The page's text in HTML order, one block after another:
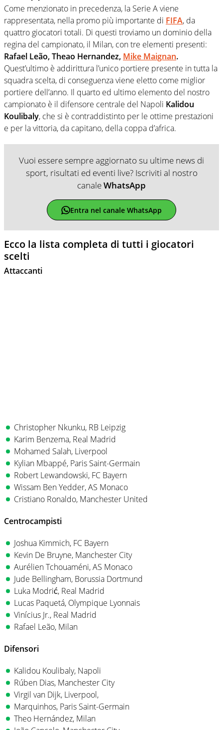
Come menzionato in precedenza, la Serie A viene
rappresentata, nella promo più importante di FIFA, da
quattro giocatori totali. Di questi troviamo un dominio della
regina del campionato, il Milan, con tre elementi presenti:
Rafael Leão, Theao Hernandez, Mike Maignan.
Quest’ultimo è addirittura l’unico portiere presente in tutta la
squadra scelta, di conseguenza viene eletto come miglior
portiere dell’anno. Il quarto ed ultimo elemento del nostro
campionato è il difensore centrale del Napoli Kalidou
Koulibaly, che si è contraddistinto per le ottime prestazioni
e per la vittoria, da capitano, della coppa d’africa.
Vuoi essere sempre aggiornato su ultime news di
sport, risultati ed eventi live? Iscriviti al nostro
canaleWhatsApp
Entra nel canale WhatsApp
Ecco la lista completa di tutti i giocatori
scelti
Attaccanti
Christopher Nkunku, RB Leipzig
Karim Benzema, Real Madrid
Mohamed Salah, Liverpool
Kylian Mbappé, Paris Saint-Germain
Robert Lewandowski, FC Bayern
Wissam Ben Yedder, AS Monaco
Cristiano Ronaldo, Manchester United
Centrocampisti
Joshua Kimmich, FC Bayern
Kevin De Bruyne, Manchester City
Aurélien Tchouaméni, AS Monaco
Jude Bellingham, Borussia Dortmund
Luka Modrić, Real Madrid
Lucas Paquetá, Olympique Lyonnais
Vinícius Jr., Real Madrid
Rafael Leão, Milan
Difensori
Kalidou Koulibaly, Napoli
Rúben Dias, Manchester City
Virgil van Dijk, Liverpool,
Marquinhos, Paris Saint-Germain
Theo Hernández, Milan